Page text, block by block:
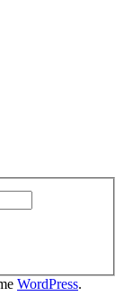
WordPress.